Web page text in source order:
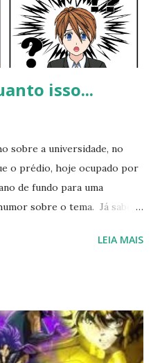
estavam sendo contados.
Brave 10 (ani...
isso...
sobre a universidade, no
o prédio, hoje ocupado por
de fundo para uma
sobre o tema. Já sabem
uma pessoa, que
LEIA MAIS